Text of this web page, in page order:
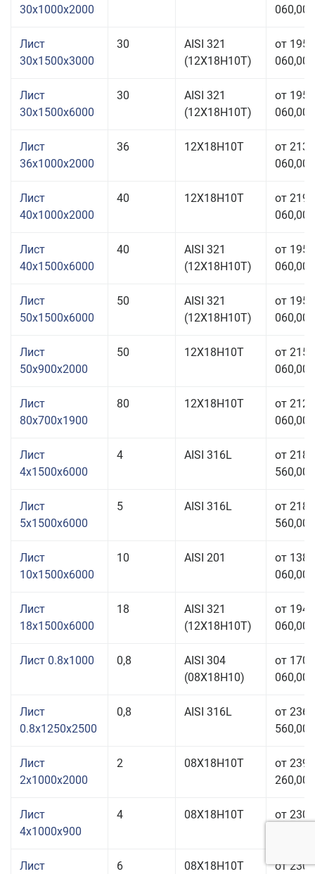
30x1000x2000
060,00
Лист
30x1500x3000
30
AISI 321
(12Х18Н10Т)
от 195
060,00
Лист
30x1500x6000
30
AISI 321
(12Х18Н10Т)
от 195
060,00
Лист
36x1000x2000
36 12Х18Н10Т
от 213
060,00
Лист
40x1000x2000
40 12Х18Н10Т
от 219
060,00
Лист
40x1500x6000
40
AISI 321
(12Х18Н10Т)
от 195
060,00
Лист
50x1500x6000
50
AISI 321
(12Х18Н10Т)
от 195
060,00
Лист
50x900x2000
50 12Х18Н10Т
от 215
060,00
Лист
80x700x1900
80 12Х18Н10Т
от 212
060,00
Лист
4x1500x6000
4 AISI 316L
от 218
560,00
Лист
5x1500x6000
5 AISI 316L
от 218
560,00
Лист
10x1500x6000
10 AISI 201
от 138
060,00
Лист
18x1500x6000
18
AISI 321
(12Х18Н10Т)
от 194
060,00
Лист 0.8x1000 0,8
AISI 304
(08Х18Н10)
от 170
060,00
Лист
0.8x1250x2500
0,8 AISI 316L
от 236
560,00
Лист
2x1000x2000
2 08Х18Н10Т
от 239
260,00
Лист
4x1000x900
4 08Х18Н10Т
от 230
Лист 6 08Х18Н10Т от 230